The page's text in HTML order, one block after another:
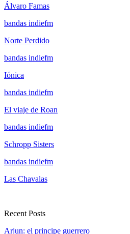
Álvaro Famas
bandas indiefm
Norte Perdido
bandas indiefm
Iónica
bandas indiefm
El viaje de Roan
bandas indiefm
Schropp Sisters
bandas indiefm
Las Chavalas
Recent Posts
Arjun: el principe guerrero